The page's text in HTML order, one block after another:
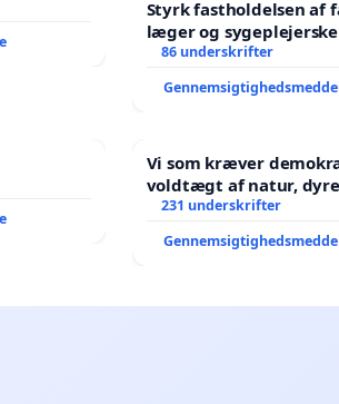
Styrk fastholdelsen af
læger og
86 underskrifter
Vi som kræver
voldtægt af natur, dyreliv, børn,
unge Borgene har sagt
231 underskrifter